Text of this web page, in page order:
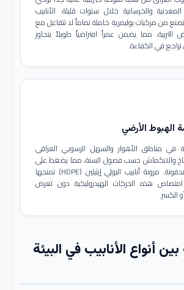
والخرسانية خلال سنوات قليلة. الأنابيب
تصنع من مركبات بوليمرية خاملة تماماً لا تتفاعل مع
التربية، مما يضمن عمراً افتراضياً طويلاً يتجاوز
في الكفاءة.
الهبوط الأرضي
في مناطق الأهوار والسهل الرسوبي العراقي
والانكماش حسب فصول السنة، مما يضغط على
شبكات الأنابيب المدفونة. مرونة أنابيب البولي إيثيلين (HDPE) تمنحها
هذه الحركات الهيدروليكية دون تعرض
الكسر.
أنواع الأنابيب في البيئة